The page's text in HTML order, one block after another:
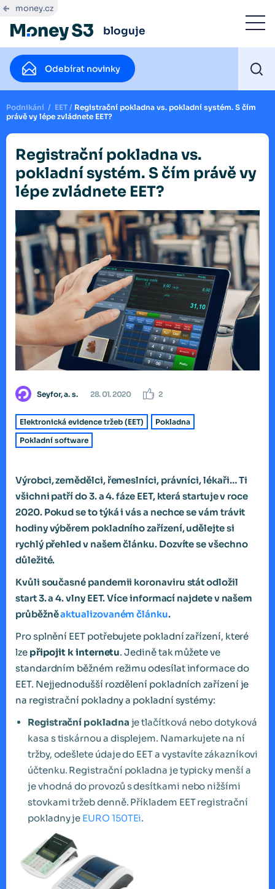
money.cz
bloguje
Odebírat novinky
Podnikání / EET / Registrační pokladna vs. pokladní systém. S čím
právě vy lépe zvládnete EET?
Registrační pokladna vs.
pokladní systém. S čím právě vy
lépe zvládnete EET?
Seyfor, a. s. 28. 01. 2020 2
Elektronická evidence tržeb (EET)
Pokladna
Pokladní software
Výrobci, zemědělci, řemeslníci, právníci, lékaři… Ti
všichni patří do 3. a 4. fáze EET, která startuje v roce
2020. Pokud se to týká i vás a nechce se vám trávit
hodiny výběrem pokladního zařízení, udělejte si
rychlý přehled v našem článku. Dozvíte se všechno
důležité.
Kvůli současné pandemii koronaviru stát odložil
start 3. a 4. vlny EET. Více informací najdete v našem
průběžněaktualizovaném článku.
Pro splnění EET potřebujete pokladní zařízení, které
lze připojit k internetu. Jedině tak můžete ve
standardním běžném režimu odesílat informace do
EET. Nejjednodušší rozdělení pokladních zařízení je
na registrační pokladny a pokladní systémy:
Registrační pokladna je tlačítková nebo dotyková
kasa s tiskárnou a displejem. Namarkujete na ní
tržby, odešlete údaje do EET a vystavíte zákazníkovi
účtenku. Registrační pokladna je typicky menší a
je vhodná do provozů s desítkami nebo nižšími
stovkami tržeb denně. Příkladem EET registrační
pokladny je EURO 150TEi.